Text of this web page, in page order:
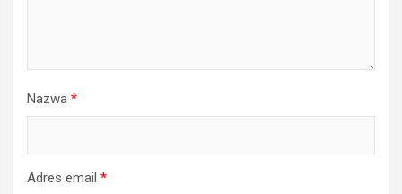
Nazwa *
Adres email *